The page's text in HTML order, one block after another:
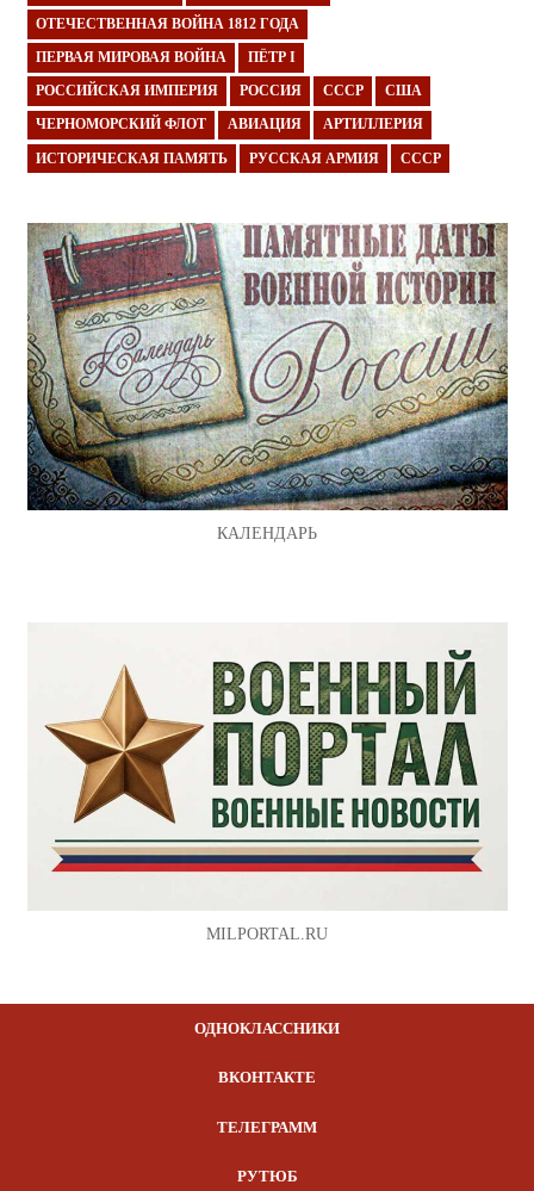
ОТЕЧЕСТВЕННАЯ ВОЙНА 1812 ГОДА
ПЕРВАЯ МИРОВАЯ ВОЙНА ПЁТР I
РОССИЙСКАЯ ИМПЕРИЯ РОССИЯ СССР США
ЧЕРНОМОРСКИЙ ФЛОТ АВИАЦИЯ АРТИЛЛЕРИЯ
ИСТОРИЧЕСКАЯ ПАМЯТЬ РУССКАЯ АРМИЯ СССР
КАЛЕНДАРЬ
MILPORTAL.RU
ОДНОКЛАССНИКИ
ВКОНТАКТЕ
ТЕЛЕГРАММ
РУТЮБ